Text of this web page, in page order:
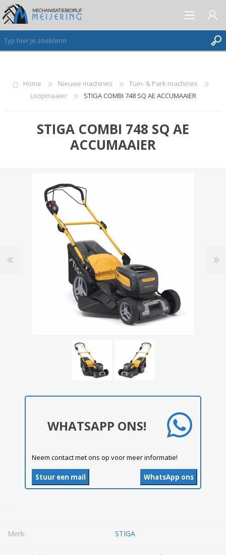
AANMELDEN ALS NIEUWE KLANT
INLOGGEN
Home Nieuwe machines
Tuin- & Park-machines
Loopmaaier
STIGA COMBI 748 SQ AE ACCUMAAIER
STIGA COMBI 748 SQ AE
ACCUMAAIER
WHATSAPP ONS!
Neem contact met ons op voor meer informatie!
WhatsApp ons
Stuur een mail
Merk: STIGA